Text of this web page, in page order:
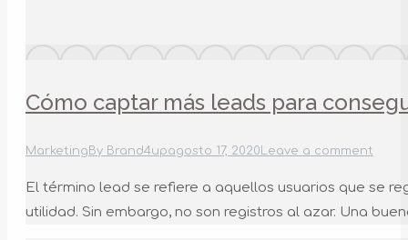
Cómo captar más leads para
Marketing By Brand4upagosto 17, 2020 Leave a comment
El término lead se refiere a aquellos usuarios que se
utilidad. Sin embargo, no son registros al azar. Una